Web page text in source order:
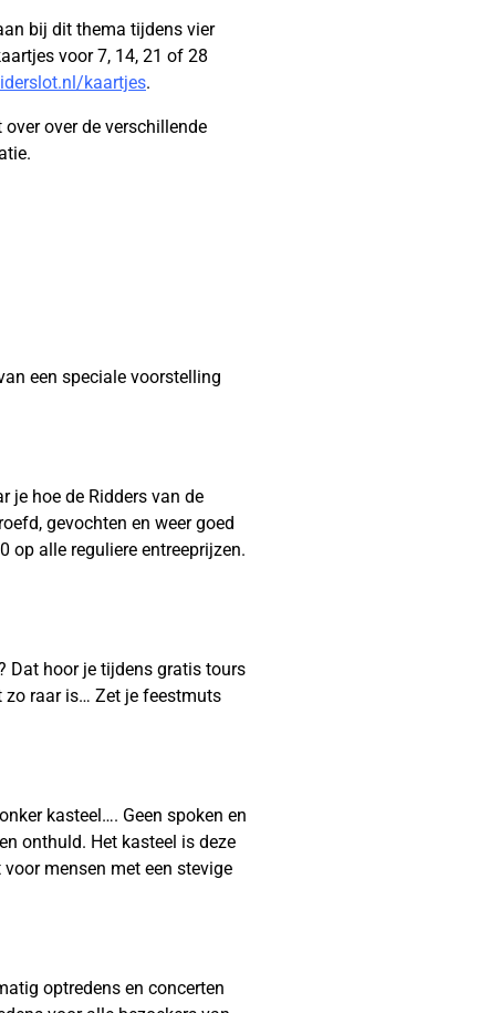
bij dit thema tijdens vier
voor 7, 14, 21 of 28
kaartjes.
over de verschillende
een speciale voorstelling
je hoe de Ridders van de
gevochten en weer goed
op alle reguliere entreeprijzen.
Dat hoor je tijdens gratis tours
zo raar is… Zet je feestmuts
kasteel…. Geen spoken en
onthuld. Het kasteel is deze
mensen met een stevige
optredens en concerten